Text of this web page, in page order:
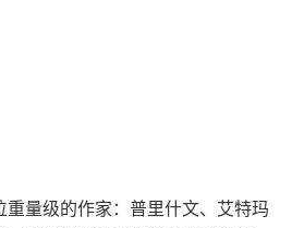
重量级的作家：普里什文、艾特玛